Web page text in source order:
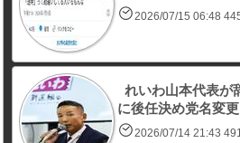
2026/07/15 06:48
れいわ山本代表
に後任決め党名変更
2026/07/14 21:43